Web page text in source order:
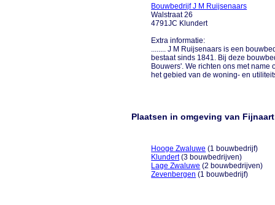
Bouwbedrijf J M Ruijsenaars
Walstraat 26
4791JC Klundert
Extra informatie:
........ J M Ruijsenaars is een
bestaat sinds 1841. Bij deze
Bouwers'. We richten ons met
het gebied van de woning- en
Plaatsen in omgeving van Fijnaart
Hooge Zwaluwe (1 bouwbedrijf)
Klundert(3 bouwbedrijven)
Lage Zwaluwe (2 bouwbedrijven)
Zevenbergen (1 bouwbedrijf)